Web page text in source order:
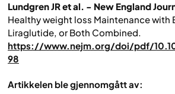
Lundgren JR et al. - New England
Healthy weight loss Maintenance with
Liraglutide, or Both Combined.
https://www.nejm.org/doi/pdf/
98
Artikkelen ble gjennomgått av: